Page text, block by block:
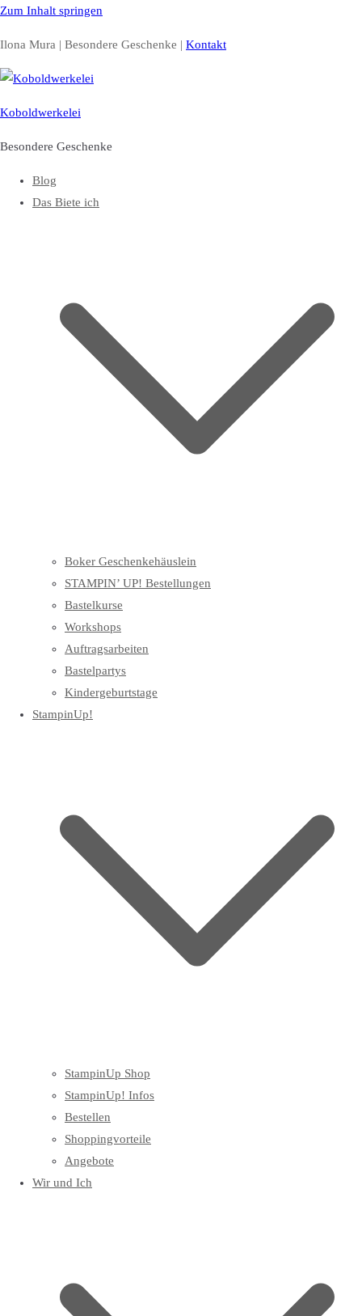
Zum Inhalt springen
Ilona Mura | Besondere Geschenke | Kontakt
Koboldwerkelei
Besondere Geschenke
Blog
Das Biete ich
Boker Geschenkehäuslein
STAMPIN’ UP! Bestellungen
Bastelkurse
Workshops
Auftragsarbeiten
Bastelpartys
Kindergeburtstage
StampinUp!
StampinUp Shop
StampinUp! Infos
Bestellen
Shoppingvorteile
Angebote
Wir und Ich